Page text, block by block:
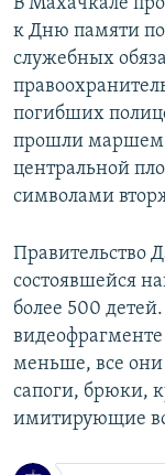
В Махачкале
к Дню памяти
служебных
погибших
прошли маршем
центральной
символами
Правительство
состоявшейся
более 500
меньше, все
сапоги, брюки,
имитирующие